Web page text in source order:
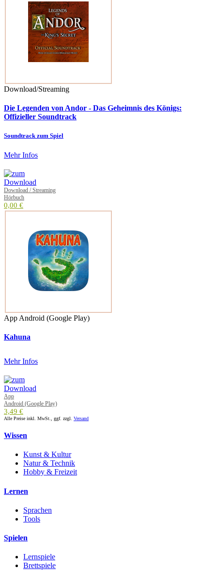
Download/Streaming
Die Legenden von Andor - Das Geheimnis des Königs:
Offizieller Soundtrack
Soundtrack zum Spiel
Mehr Infos
Download / Streaming
Hörbuch
0,00 €
App Android (Google Play)
Kahuna
Mehr Infos
App
Android (Google Play)
3,49 €
Alle Preise inkl. MwSt., ggf. zzgl. Versand
Wissen
Kunst & Kultur
Natur & Technik
Hobby & Freizeit
Lernen
Sprachen
Tools
Spielen
Lernspiele
Brettspiele